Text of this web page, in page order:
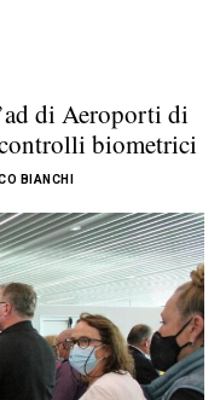
di Aeroporti di
biometrici
BIANCHI